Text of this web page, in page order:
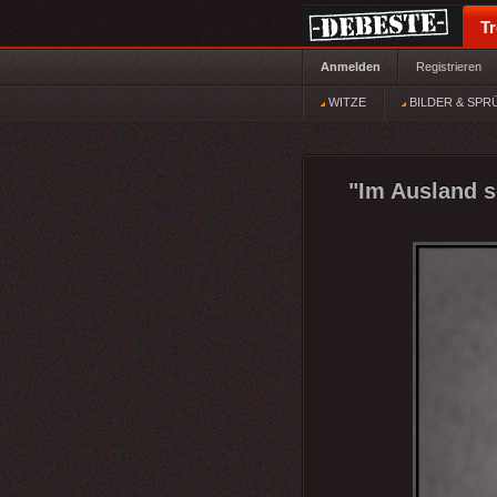
Anmelden Registrieren
WITZE BILDER &
"Im Ausland